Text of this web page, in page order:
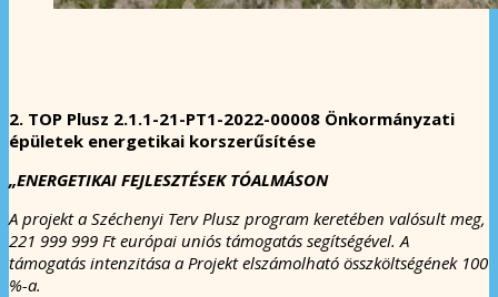
2. TOP Plusz 2.1.1-21-PT1-2022-00008 Önkormányzati
épületek energetikai korszerűsítése
„ENERGETIKAI FEJLESZTÉSEK TÓALMÁSON
A projekt a Széchenyi Terv Plusz program keretében valósult meg,
221 999 999 Ft európai uniós támogatás segítségével. A
támogatás intenzitása a Projekt elszámolható összköltségének 100
%-a.